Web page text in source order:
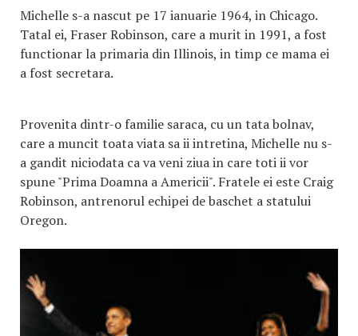
Michelle s-a nascut pe 17 ianuarie 1964, in Chicago.
Tatal ei, Fraser Robinson, care a murit in 1991, a fost
functionar la primaria din Illinois, in timp ce mama ei
a fost secretara.
Provenita dintr-o familie saraca, cu un tata bolnav,
care a muncit toata viata sa ii intretina, Michelle nu s-
a gandit niciodata ca va veni ziua in care toti ii vor
spune "Prima Doamna a Americii". Fratele ei este Craig
Robinson, antrenorul echipei de baschet a statului
Oregon.